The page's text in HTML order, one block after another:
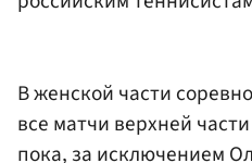
В женской части
все матчи верхней
пока, за исключением